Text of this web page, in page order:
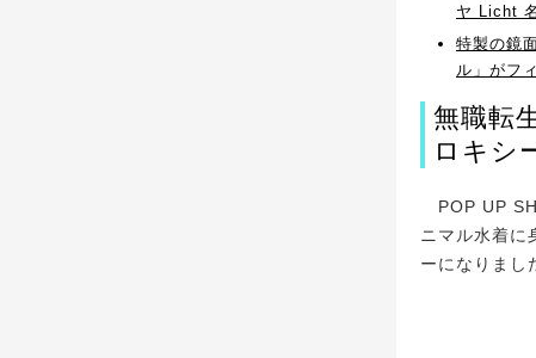
ヤ Licht
特製の鏡
ル」がフ
無職転
ロキシ
POP UP
ニマル水着
ーになりまし